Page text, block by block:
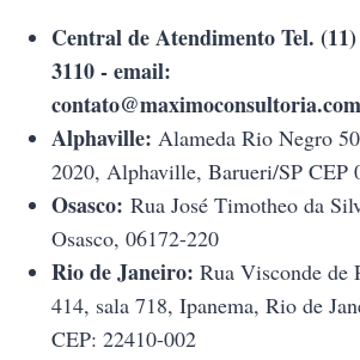
Central de Atendimento Tel.
3110 - email:
Alphaville: Alameda Rio Negro
2020, Alphaville, Barueri/SP CEP
Osasco: Rua José Timotheo da
Osasco, 06172-220
Rio de Janeiro: Rua Visconde de
414, sala 718, Ipanema, Rio de
CEP: 22410-002